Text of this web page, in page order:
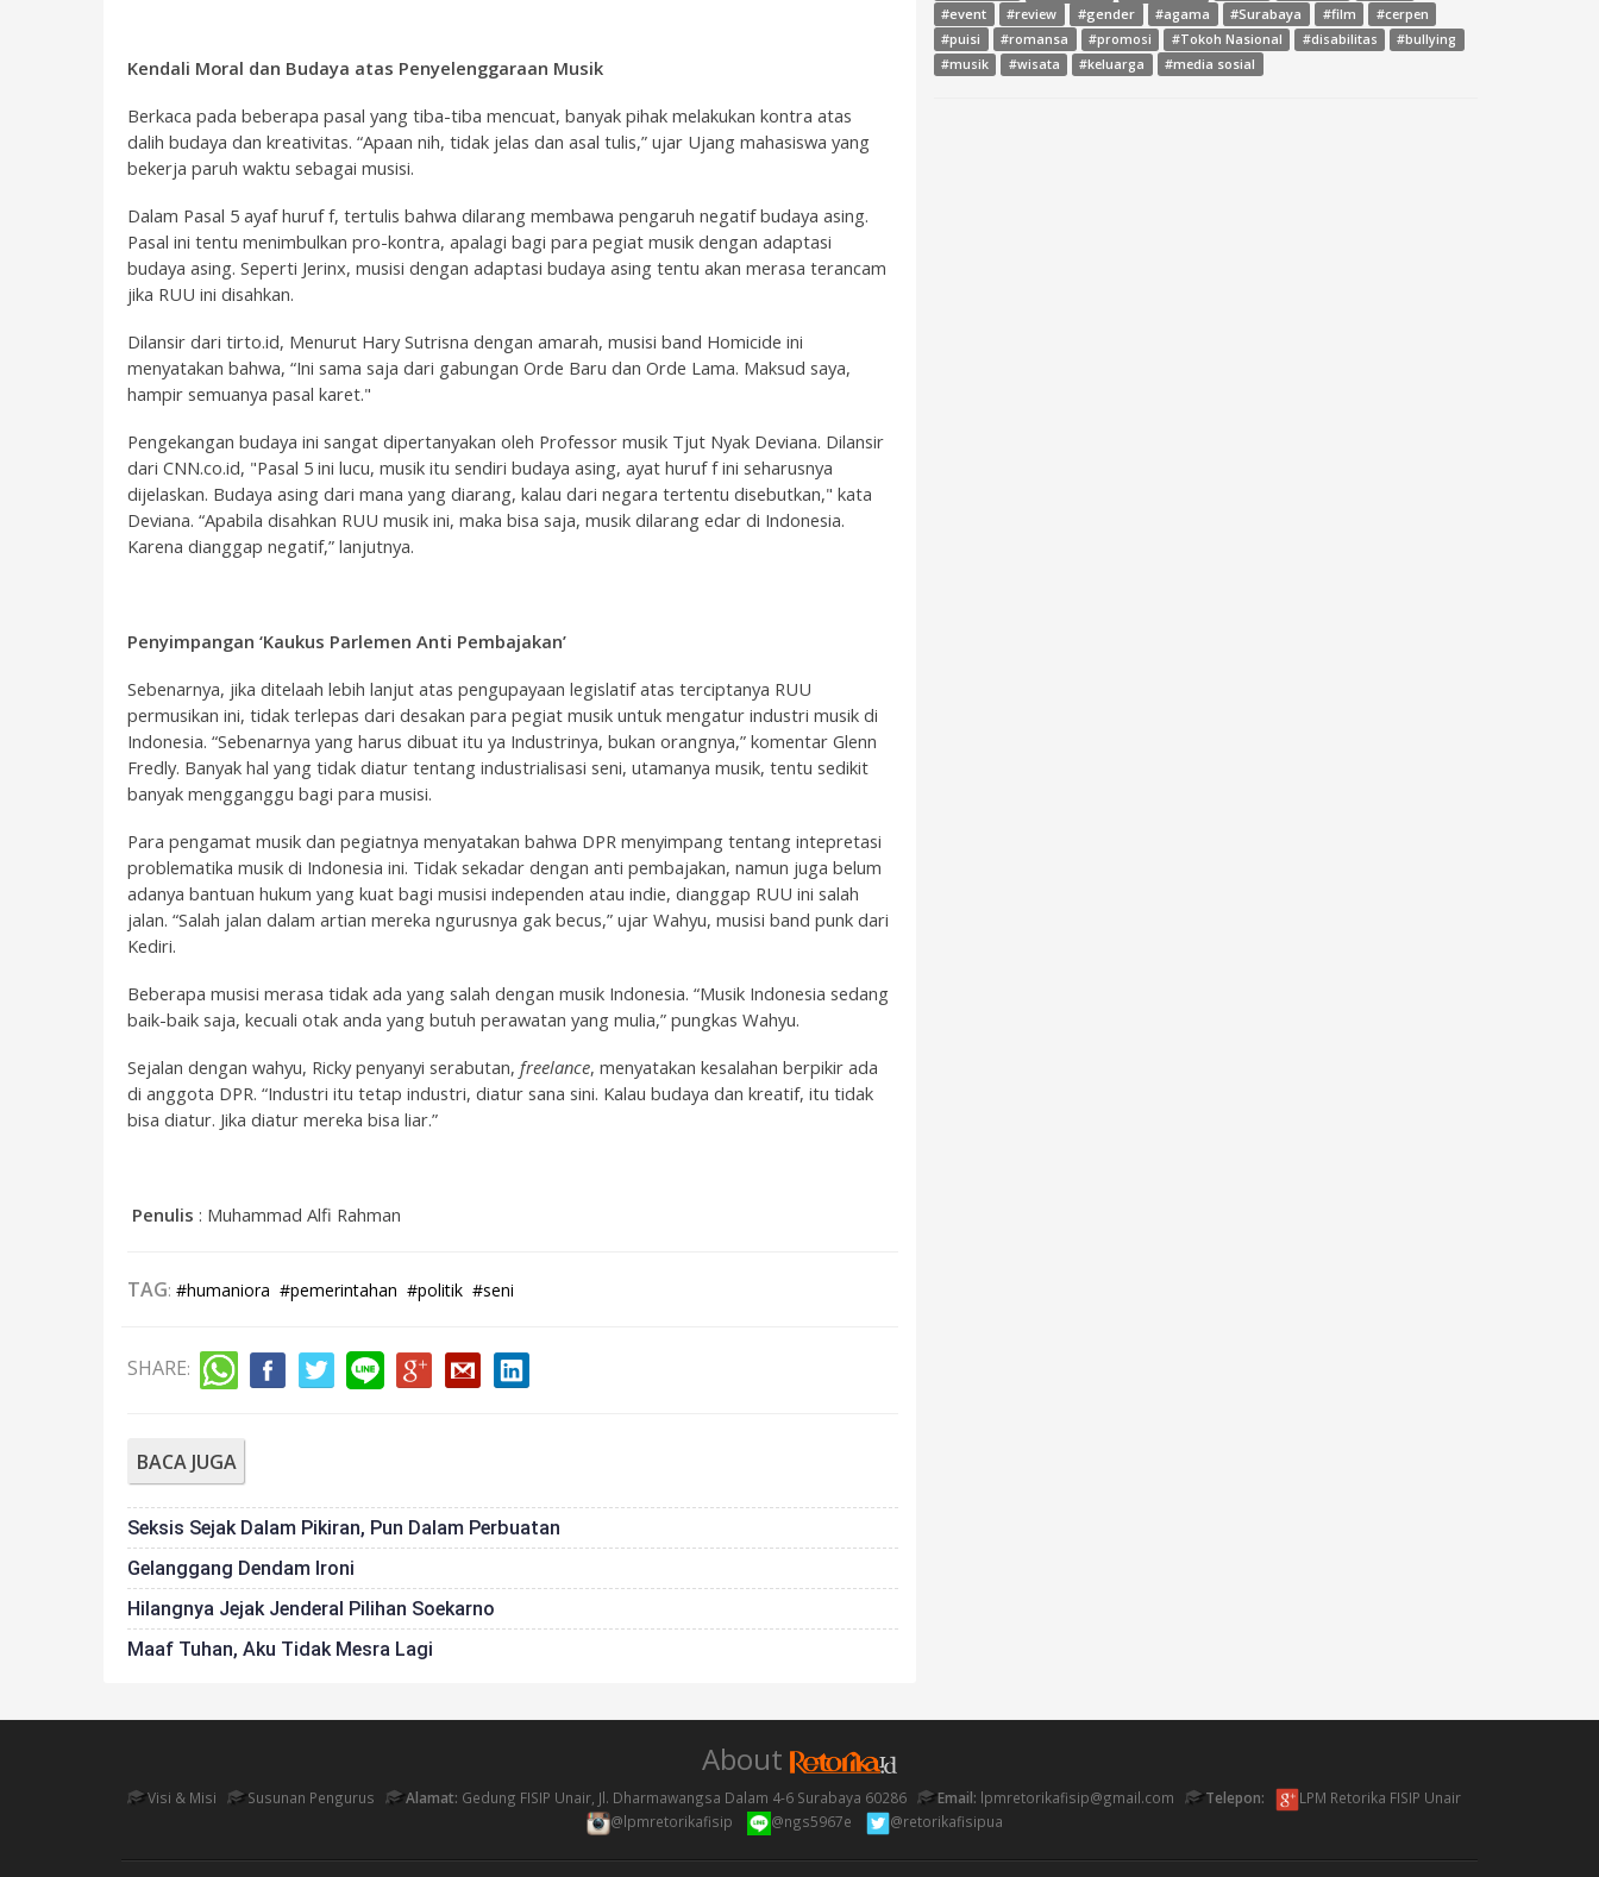
Kendali Moral dan Budaya atas Penyelenggaraan Musik
Berkaca pada beberapa pasal yang tiba-tiba mencuat, banyak pihak melakukan kontra atas
dalih budaya dan kreativitas. “Apaan nih, tidak jelas dan asal tulis,” ujar Ujang mahasiswa yang
bekerja paruh waktu sebagai musisi.
Dalam Pasal 5 ayaf huruf f, tertulis bahwa dilarang membawa pengaruh negatif budaya asing.
Pasal ini tentu menimbulkan pro-kontra, apalagi bagi para pegiat musik dengan adaptasi
budaya asing. Seperti Jerinx, musisi dengan adaptasi budaya asing tentu akan merasa terancam
jika RUU ini disahkan.
Dilansir dari tirto.id, Menurut Hary Sutrisna dengan amarah, musisi band Homicide ini
menyatakan bahwa, “Ini sama saja dari gabungan Orde Baru dan Orde Lama. Maksud saya,
hampir semuanya pasal karet."
Pengekangan budaya ini sangat dipertanyakan oleh Professor musik Tjut Nyak Deviana. Dilansir
dari CNN.co.id, "Pasal 5 ini lucu, musik itu sendiri budaya asing, ayat huruf f ini seharusnya
dijelaskan. Budaya asing dari mana yang diarang, kalau dari negara tertentu disebutkan," kata
Deviana. “Apabila disahkan RUU musik ini, maka bisa saja, musik dilarang edar di Indonesia.
Karena dianggap negatif,” lanjutnya.
Penyimpangan ‘Kaukus Parlemen Anti Pembajakan’
Sebenarnya, jika ditelaah lebih lanjut atas pengupayaan legislatif atas terciptanya RUU
permusikan ini, tidak terlepas dari desakan para pegiat musik untuk mengatur industri musik di
Indonesia. “Sebenarnya yang harus dibuat itu ya Industrinya, bukan orangnya,” komentar Glenn
Fredly. Banyak hal yang tidak diatur tentang industrialisasi seni, utamanya musik, tentu sedikit
banyak mengganggu bagi para musisi.
Para pengamat musik dan pegiatnya menyatakan bahwa DPR menyimpang tentang intepretasi
problematika musik di Indonesia ini. Tidak sekadar dengan anti pembajakan, namun juga belum
adanya bantuan hukum yang kuat bagi musisi independen atau indie, dianggap RUU ini salah
jalan. “Salah jalan dalam artian mereka ngurusnya gak becus,” ujar Wahyu, musisi band punk dari
Kediri.
Beberapa musisi merasa tidak ada yang salah dengan musik Indonesia. “Musik Indonesia sedang
baik-baik saja, kecuali otak anda yang butuh perawatan yang mulia,” pungkas Wahyu.
Sejalan dengan wahyu, Ricky penyanyi serabutan, freelance, menyatakan kesalahan berpikir ada
di anggota DPR. “Industri itu tetap industri, diatur sana sini. Kalau budaya dan kreatif, itu tidak
bisa diatur. Jika diatur mereka bisa liar.”
Penulis : Muhammad Alfi Rahman
TAG: #humaniora #pemerintahan #politik #seni
SHARE:
BACA JUGA
Seksis Sejak Dalam Pikiran, Pun Dalam Perbuatan
Gelanggang Dendam Ironi
Hilangnya Jejak Jenderal Pilihan Soekarno
Maaf Tuhan, Aku Tidak Mesra Lagi
#event #review #gender #agama #Surabaya #film
#cerpen
#puisi
#romansa #promosi #Tokoh Nasional #disabilitas
#bullying
#musik
#wisata #keluarga #media sosial
About
Visi & Misi Susunan Pengurus Alamat: Gedung FISIP Unair, Jl. Dharmawangsa Dalam 4-6 Surabaya 60286 Email: lpmretorikafisip@gmail.com Telepon:
LPM Retorika FISIP Unair
@lpmretorikafisip
@ngs5967e @retorikafisipua